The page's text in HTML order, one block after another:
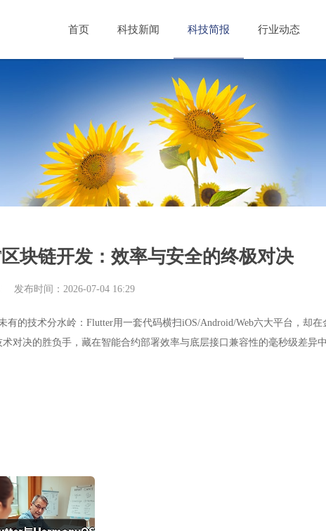
首页 科技新闻 科技简报 行业动态
块链开发：效率与安全的终极对决
发布时间：2026-07-04 16:29
的技术分水岭：Flutter用一套代码横扫iOS/Android/Web六大平台，却在
对决的胜负手，藏在智能合约部署效率与底层接口兼容性的毫秒级差异